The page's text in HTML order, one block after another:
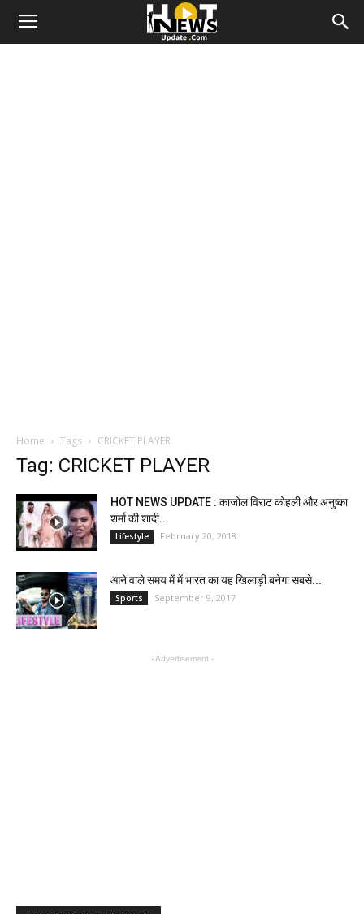
Home Tags CRICKET PLAYER
Tag: CRICKET PLAYER
HOT NEWS UPDATE : काजोल विराट कोहली और अनुष्का
शर्मा की शादी...
Lifestyle February 20, 2018
आने वाले समय में में भारत का यह खिलाड़ी बनेगा सबसे...
Sports September 9, 2017
- Advertisement -